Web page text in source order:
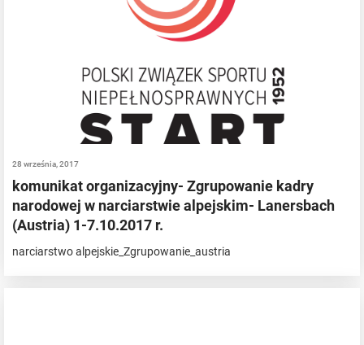
28 września, 2017
komunikat organizacyjny- Zgrupowanie kadry
narodowej w narciarstwie alpejskim- Lanersbach
(Austria) 1-7.10.2017 r.
narciarstwo alpejskie_Zgrupowanie_austria